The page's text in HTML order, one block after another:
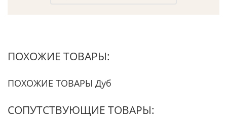
ПОХОЖИЕ ТОВАРЫ:
ПОХОЖИЕ ТОВАРЫ Дуб
СОПУТСТВУЮЩИЕ ТОВАРЫ: